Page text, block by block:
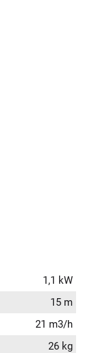
1,1 kW
15 m
21 m3/h
26 kg